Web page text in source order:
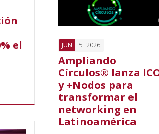
el
JUN 5 2026
Ampliando
Círculos® lanza
y +Nodos para
transformar el
networking en
Latinoamérica